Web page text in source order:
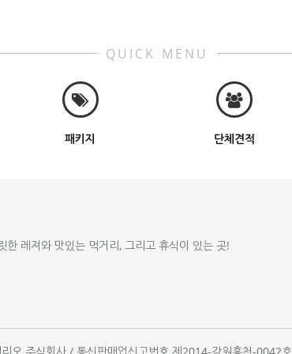
QUICK MENU
패키지 단체견적
레져와 맛있는 먹거리, 그리고 휴식이 있는 곳!